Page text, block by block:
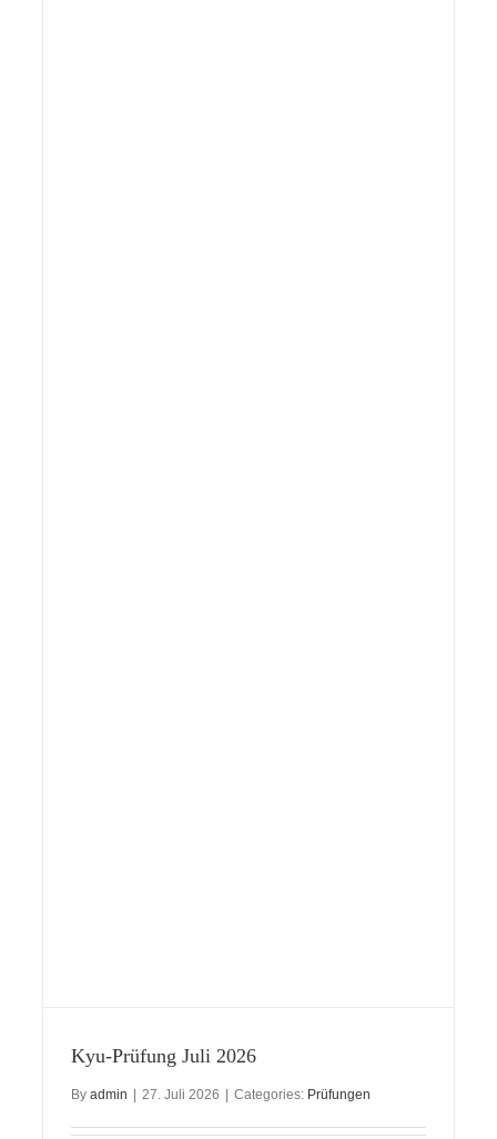
Kyu-Prüfung Juli 2026
By admin 27. Juli 2026 Categories: Prüfungen